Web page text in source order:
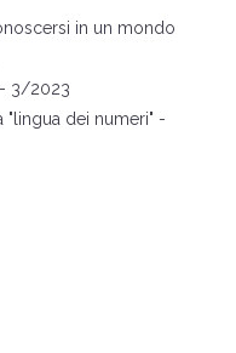
in un mondo
- 3/2023
"lingua dei numeri" -